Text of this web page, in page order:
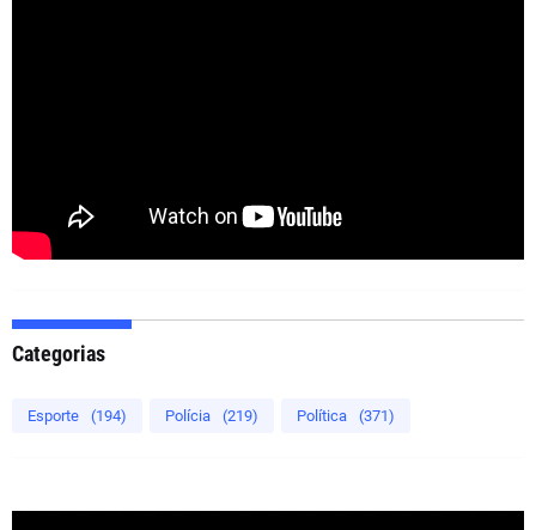
Categorias
Esporte (194) Polícia (219) Política (371)